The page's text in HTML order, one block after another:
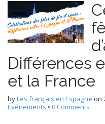
Différences
et la France
byLes français en Espagne on
Événements • 0 Comments